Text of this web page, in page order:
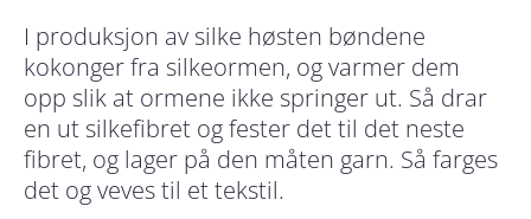
I produksjon av silke høsten bøndene
kokonger fra silkeormen, og varmer dem
opp slik at ormene ikke springer ut. Så drar
en ut silkefibret og fester det til det neste
fibret, og lager på den måten garn. Så farges
det og veves til et tekstil.